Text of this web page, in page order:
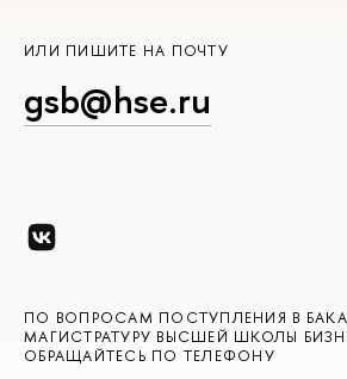
ИЛИ ПИШИТЕ НА ПОЧТУ
gsb@hse.ru
ПО ВОПРОСАМ ПОСТУПЛЕНИЯ В
МАГИСТРАТУРУ ВЫСШЕЙ ШКОЛЫ
ОБРАЩАЙТЕСЬ ПО ТЕЛЕФОНУ